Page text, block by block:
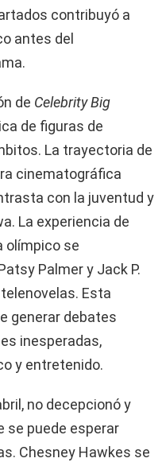
contribuyó a
antes del
de Celebrity Big
de figuras de
La trayectoria de
cinematográfica
con la juventud y
La experiencia de
olímpico se
Palmer y Jack P.
Esta
generar debates
inesperadas,
y entretenido.
no decepcionó y
se puede esperar
Chesney Hawkes se